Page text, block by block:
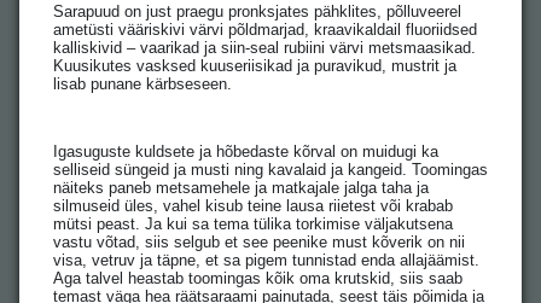
Sarapuud on just praegu pronksjates pähklites, põlluveerel
ametüsti vääriskivi värvi põldmarjad, kraavikaldail fluoriidsed
kalliskivid – vaarikad ja siin-seal rubiini värvi metsmaasikad.
Kuusikutes vasksed kuuseriisikad ja puravikud, mustrit ja
lisab punane kärbseseen.
Igasuguste kuldsete ja hõbedaste kõrval on muidugi ka
selliseid süngeid ja musti ning kavalaid ja kangeid. Toomingas
näiteks paneb metsamehele ja matkajale jalga taha ja
silmuseid üles, vahel kisub teine lausa riietest või krabab
mütsi peast. Ja kui sa tema tülika torkimise väljakutsena
vastu võtad, siis selgub et see peenike must kõverik on nii
visa, vetruv ja täpne, et sa pigem tunnistad enda allajäämist.
Aga talvel heastab toomingas kõik oma krutskid, siis saab
temast väga hea räätsaraami painutada, seest täis põimida ja